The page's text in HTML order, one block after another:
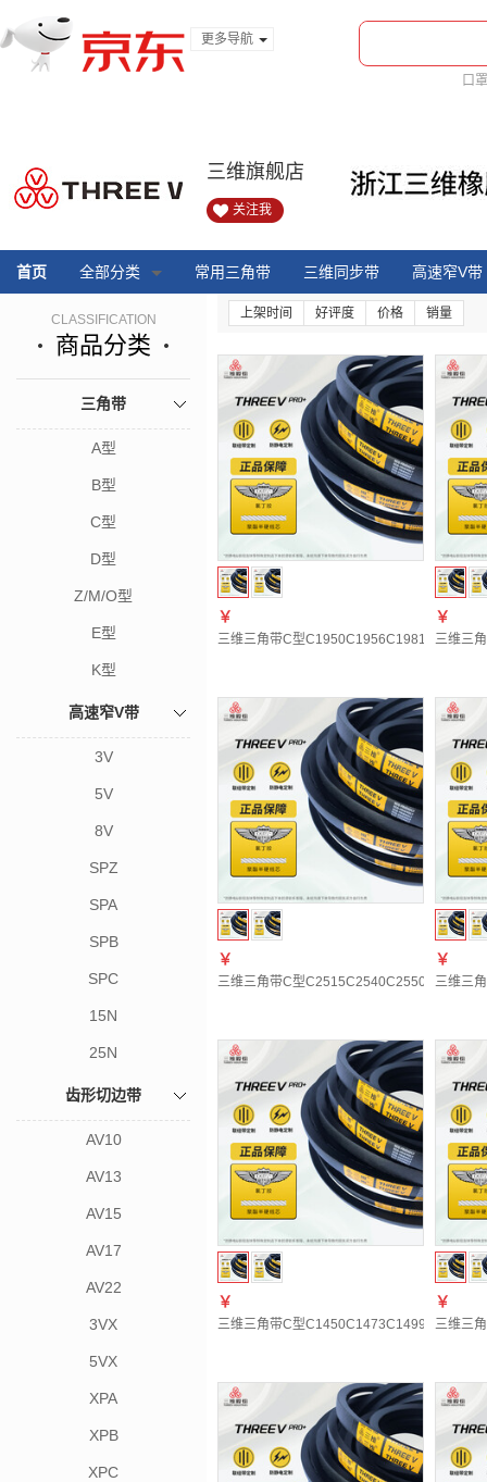
更多导航
口罩
三维旗舰店
关注我
首页 全部分类 常用三角带 三维同步带 高速窄V带
CLASSIFICATION
商品分类
三角带
A型
B型
C型
D型
Z/M/O型
E型
K型
高速窄V带
3V
5V
8V
SPZ
SPA
SPB
SPC
15N
25N
齿形切边带
AV10
AV13
AV15
AV17
AV22
3VX
5VX
XPA
XPB
XPC
上架时间 好评度 价格 销量
￥
三维三角带C型
￥
三维三
￥
三维三角带C型
￥
三维三
￥
三维三角带C型
￥
三维三